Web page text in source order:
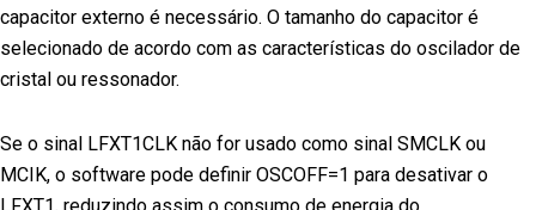
capacitor externo é necessário. O tamanho do capacitor é
selecionado de acordo com as características do oscilador de
cristal ou ressonador.
Se o sinal LFXT1CLK não for usado como sinal SMCLK ou
MCIK, o software pode definir OSCOFF=1 para desativar o